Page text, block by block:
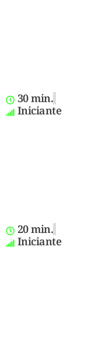
30 min.
Iniciante
20 min.
Iniciante